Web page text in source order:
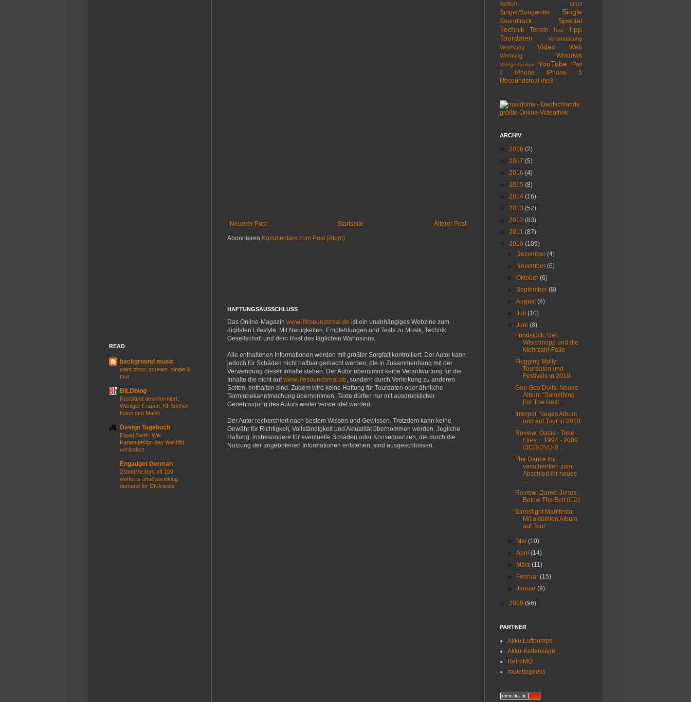
Neuerer Post Älterer Post
Startseite
Abonnieren Kommentare zum Post (Atom)
HAFTUNGSAUSSCHLUSS
Das Online-Magazin www.lifesoundsreal.de ist ein unabhängiges Webzine zum
digitalen Lifestyle. Mit Neuigkeiten, Empfehlungen und Tests zu Musik, Technik,
Gesellschaft und dem Rest des täglichen Wahnsinns.
Alle enthaltenen Informationen werden mit größter Sorgfalt kontrolliert. Der Autor kann
jedoch für Schäden nicht haftbar gemacht werden, die in Zusammenhang mit der
Verwendung dieser Inhalte stehen. Der Autor übernimmt keine Verantwortung für die
Inhalte die nicht aufwww.lifesoundsreal.de, sondern durch Verlinkung zu anderen
Seiten, enthalten sind. Zudem wird keine Haftung für Tourdaten oder ähnliche
Terminbekanntmachung übernommen. Texte dürfen nur mit ausdrücklicher
Genehmigung des Autors weiter verwendet werden.
Der Autor recherchiert nach bestem Wissen und Gewissen. Trotzdem kann keine
Gewähr für Richtigkeit, Vollständigkeit und Aktualität übernommen werden. Jegliche
Haftung, insbesondere für eventuelle Schäden oder Konsequenzen, die durch die
Nutzung der angebotenen Informationen entstehen, sind ausgeschlossen.
READ
background music
saint phnx: scream. single &
tour
BILDblog
Russland desinformiert,
Weniger Frauen, KI-Bücher
fluten den Markt
Design Tagebuch
Equal Earth: Wie
Kartendesign das Weltbild
verändert
Engadget German
23andMe lays off 100
workers amid shrinking
demand for DNA tests
Sellfish tanzt
Singer/Songwriter Single
Soundtrack
Special
Technik
Termin Test
Tipp
Tourdaten
Veranstaltung
Verlosung
Video Web
Werbung Windows
Wortgedanken YouTube
iPad
2
iPhone
iPhone 5
lifesoundsreal mp3
ARCHIV
2018 (2)
2017 (5)
2016 (4)
2015 (8)
2014 (16)
2013 (52)
2012 (83)
2011 (87)
2010 (109)
Dezember(4)
November(6)
►Oktober(6)
►September(8)
►August(8)
►Juli(10)
▼Juni(8)
Fundstück: Der
Wischmopp und die
Mehrzahl-Falle
Flogging Molly:
Tourdaten und
Festivals in 2010
Goo Goo Dolls: Neues
Album "Something
For The Rest...
Interpol: Neues Album
und auf Tour in 2010
Review: Oasis - Time
Flies… 1994 - 2009
(3CD/DVD B...
The Dance Inc.
verschenken zum
Abschied ihr neues
...
Review: Danko Jones -
Below The Belt (CD)
Streetlight Manifesto:
Mit aktuellen Album
auf Tour
Mai(10)
►April(14)
März(11)
Februar(15)
►Januar(9)
2009 (96)
PARTNER
Akku Luftpumpe
Akku-Kettensäge
RetroMO
roulettegeeks